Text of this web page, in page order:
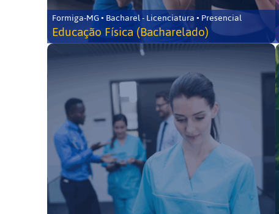
Formiga-MG • Bacharel - Licenciatura • Presencial
Educação Física (Bacharelado)